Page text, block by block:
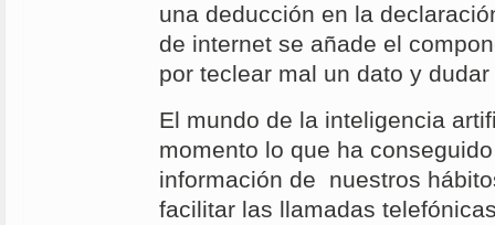
una deducción en la
de internet se añade el
por teclear mal un dato y
El mundo de la inteligencia
momento lo que ha
información de nuestros
facilitar las llamadas